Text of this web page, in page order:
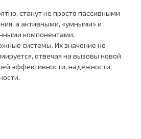
станут не просто пассивными
а активными, «умными» и
компонентами,
системы. Их значение не
отвечая на вызовы новой
эффективности, надежности,